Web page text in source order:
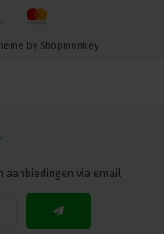
by Shopmonkey
aanbiedingen via email